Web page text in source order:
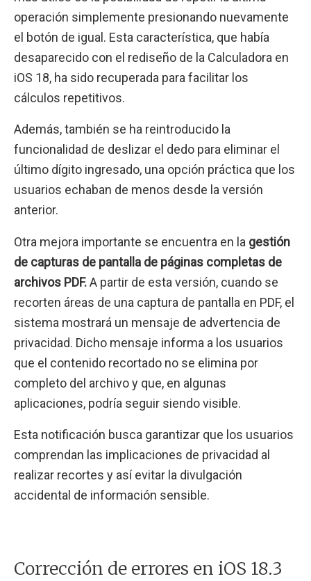
operación simplemente presionando nuevamente
el botón de igual. Esta característica, que había
desaparecido con el rediseño de la Calculadora en
iOS 18, ha sido recuperada para facilitar los
cálculos repetitivos.
Además, también se ha reintroducido la
funcionalidad de deslizar el dedo para eliminar el
último dígito ingresado, una opción práctica que los
usuarios echaban de menos desde la versión
anterior.
Otra mejora importante se encuentra en la gestión
de capturas de pantalla de páginas completas de
archivos PDF.A partir de esta versión, cuando se
recorten áreas de una captura de pantalla en PDF, el
sistema mostrará un mensaje de advertencia de
privacidad. Dicho mensaje informa a los usuarios
que el contenido recortado no se elimina por
completo del archivo y que, en algunas
aplicaciones, podría seguir siendo visible.
Esta notificación busca garantizar que los usuarios
comprendan las implicaciones de privacidad al
realizar recortes y así evitar la divulgación
accidental de información sensible.
Corrección de errores en iOS 18.3